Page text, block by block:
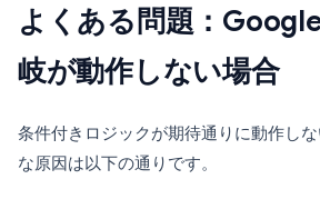
よくある問題：
岐が動作しない場合
条件付きロジックが期待通りに動作し
な原因は以下の通りです。